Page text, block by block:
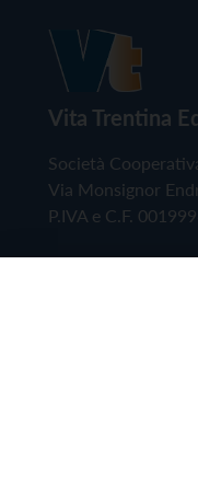
Vita Trentina
Società
Via Monsignor
P.IVA e C.F.
Copyright ©